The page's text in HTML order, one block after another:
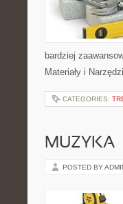
bardziej
Materiały i
CATEGORIES:
MUZYKA
POSTED BY